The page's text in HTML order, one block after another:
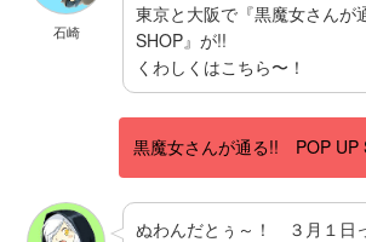
石崎
東京と大阪で『黒魔女さん
SHOP』が!!
くわしくはこちら〜！
黒魔女さんが通る!! POP UP
ぬわんだとぅ～！ ３月１日